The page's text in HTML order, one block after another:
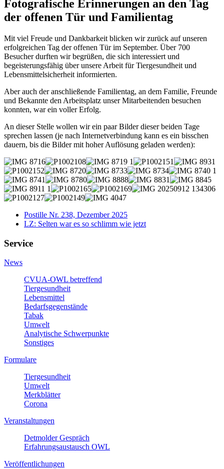
Fotografische Erinnerungen an den Tag
der offenen Tür und Familientag
Mit viel Freude und Dankbarkeit blicken wir zurück auf unseren
erfolgreichen Tag der offenen Tür im September. Über 700
Besucher durften wir begrüßen, die sich interessiert und
begeisterungsfähig über unsere Arbeit für Tiergesundheit und
Lebensmittelsicherheit informierten.
Aber auch der anschließende Familientag, an dem Familie, Freunde
und Bekannte den Arbeitsplatz unser Mitarbeitenden besuchen
konnten, war ein voller Erfolg.
An dieser Stelle wollen wir ein paar Bilder dieser beiden Tage
sprechen lassen (je nach Internetverbindung kann es ein bisschen
dauern, bis die Bilder mit hoher Auflösung geladen werden):
Postille Nr. 238, Dezember 2025
LZ: Selten war es so schlimm wie jetzt
Service
News
CVUA-OWL betreffend
Tiergesundheit
Lebensmittel
Bedarfsgegenstände
Tabak
Umwelt
Analytische Schwerpunkte
Sonstiges
Formulare
Tiergesundheit
Umwelt
Merkblätter
Corona
Veranstaltungen
Detmolder Gespräch
Erfahrungsaustausch OWL
Veröffentlichungen